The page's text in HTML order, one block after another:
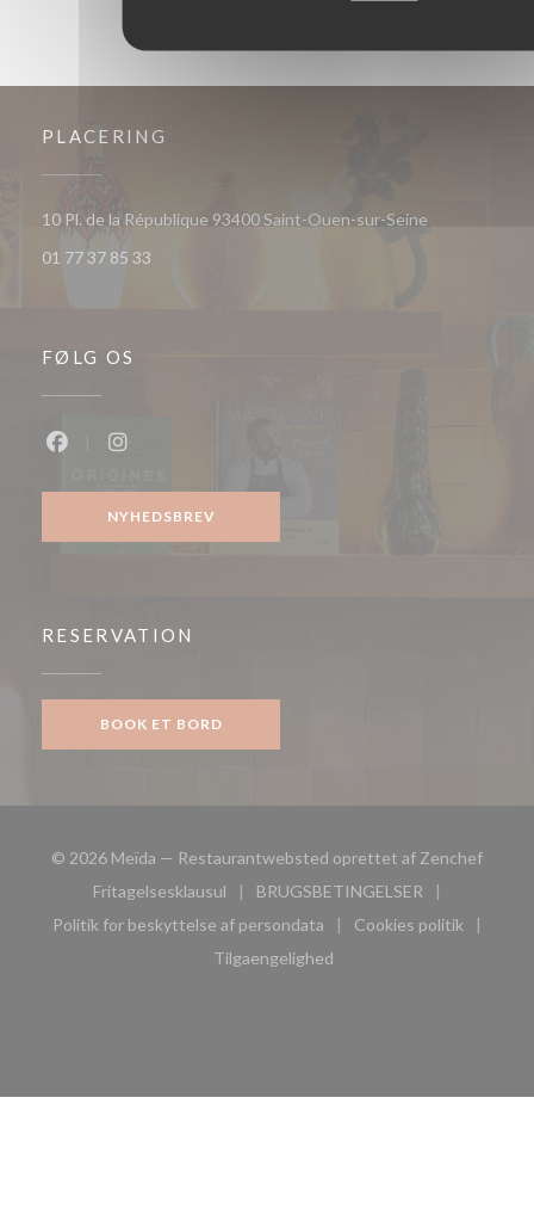
PLACERING
10 Pl. de la République 93400 Saint-Ouen-sur-Seine
01 77 37 85 33
FØLG OS
NYHEDSBREV
RESERVATION
BOOK ET BORD
© 2026 Meïda — Restaurantwebsted oprettet af Zenchef
Fritagelsesklausul
((åbner i et nyt vindue))
BRUGSBETINGELSER
((åbner i et nyt vindue))
Politik for beskyttelse af persondata
((åbner i et nyt vindue))
Cookies politik
((åbner i et
Tilgaengelighed
((åbner i et nyt vindue))